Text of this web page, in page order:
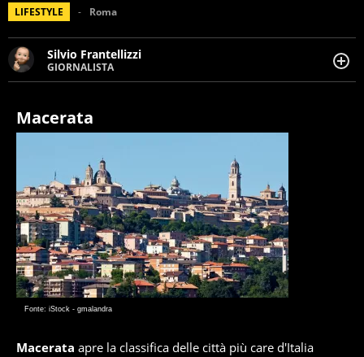
LIFESTYLE Roma
Silvio Frantellizzi
GIORNALISTA
Giornalista pubblicista. Da oltre dieci anni si occupa di
cronaca, motori, spettacolo e videogame.
Macerata
Fonte: iStock - gmalandra
Macerata apre la classifica delle città più care d'Italia